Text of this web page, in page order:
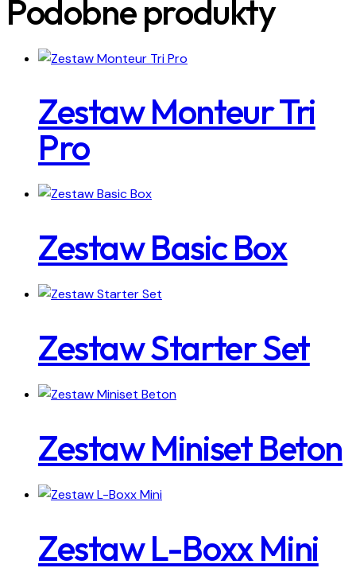
Podobne produkty
Zestaw Monteur Tri
Pro
Zestaw Basic Box
Zestaw Starter Set
Zestaw Miniset Beton
Zestaw L-Boxx Mini